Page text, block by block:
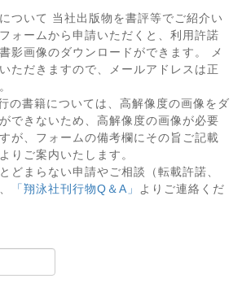
ついて 当社出版物を書評等でご紹介い
ォームから申請いただくと、利用許諾
影画像のダウンロードができます。 メ
ただきますので、メールアドレスは正
の書籍については、高解像度の画像をダ
できないため、高解像度の画像が必要
が、フォームの備考欄にその旨ご記載
りご案内いたします。
どまらない申請やご相談（転載許諾、
「翔泳社刊行物Q＆A」
よりご連絡くだ